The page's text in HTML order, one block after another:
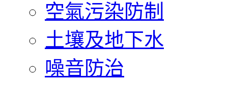
空氣污染防制
土壤及地下水
噪音防治